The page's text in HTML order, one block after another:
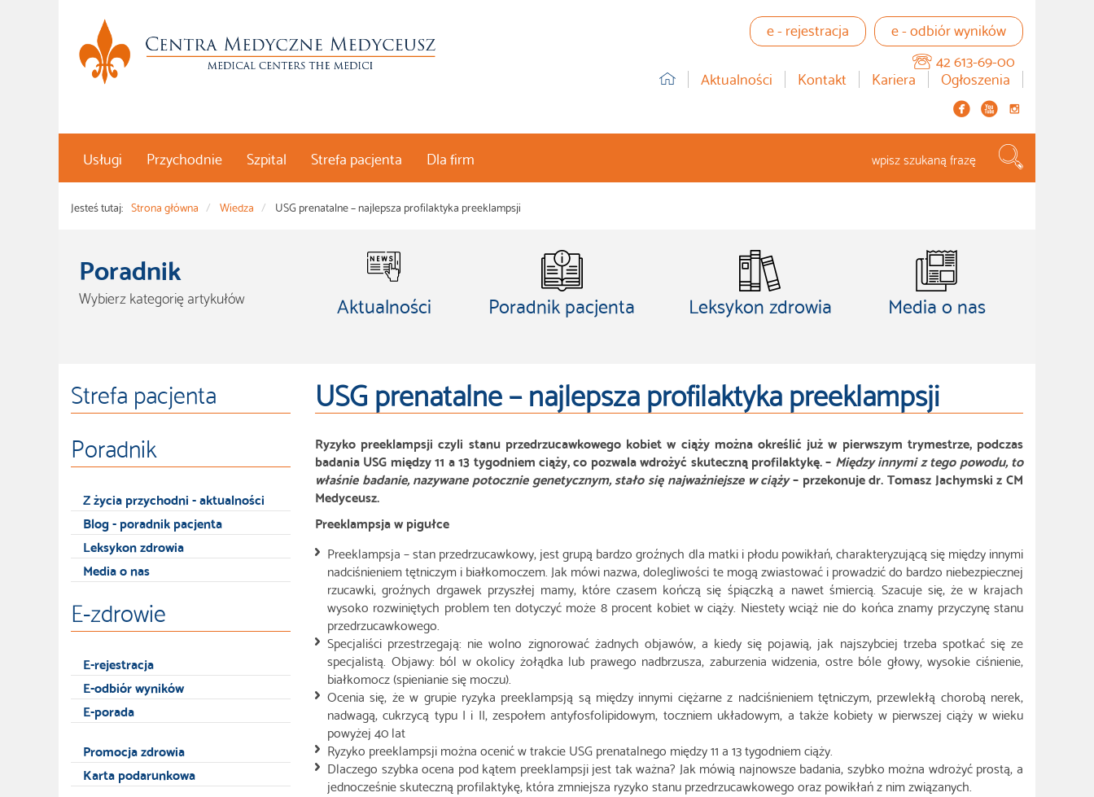
e - rejestracja
e - odbiór wyników
42 613-69-00
Aktualności Kontakt Kariera Ogłoszenia
  instagram
Usługi Przychodnie Szpital Strefa pacjenta Dla firm Szukaj...
Jesteś tutaj: Strona główna Wiedza USG prenatalne – najlepsza profilaktyka preeklampsji
Poradnik
Wybierz kategorię artykułów Aktualności Poradnik pacjenta Leksykon zdrowia Media o nas
USG prenatalne – najlepsza profilaktyka preeklampsji
Ryzyko preeklampsji czyli stanu przedrzucawkowego kobiet w ciąży można określić już w pierwszym trymestrze, podczas
badania USG między 11 a 13 tygodniem ciąży, co pozwala wdrożyć skuteczną profilaktykę. – Między innymi z tego powodu, to
właśnie badanie, nazywane potocznie genetycznym, stało się najważniejsze w ciąży– przekonuje dr. Tomasz Jachymski z CM
Medyceusz.
Preeklampsja w pigułce
Preeklampsja – stan przedrzucawkowy, jest grupą bardzo groźnych dla matki i płodu powikłań, charakteryzującą się między innymi
nadciśnieniem tętniczym i białkomoczem. Jak mówi nazwa, dolegliwości te mogą zwiastować i prowadzić do bardzo niebezpiecznej
rzucawki, groźnych drgawek przyszłej mamy, które czasem kończą się śpiączką a nawet śmiercią. Szacuje się, że w krajach
wysoko rozwiniętych problem ten dotyczyć może 8 procent kobiet w ciąży. Niestety wciąż nie do końca znamy przyczynę stanu
przedrzucawkowego.
Specjaliści przestrzegają: nie wolno zignorować żadnych objawów, a kiedy się pojawią, jak najszybciej trzeba spotkać się ze
specjalistą. Objawy: ból w okolicy żołądka lub prawego nadbrzusza, zaburzenia widzenia, ostre bóle głowy, wysokie ciśnienie,
białkomocz (spienianie się moczu).
Ocenia się, że w grupie ryzyka preeklampsją są między innymi ciężarne z nadciśnieniem tętniczym, przewlekłą chorobą nerek,
nadwagą, cukrzycą typu I i II, zespołem antyfosfolipidowym, toczniem układowym, a także kobiety w pierwszej ciąży w wieku
powyżej 40 lat
Ryzyko preeklampsji można ocenić w trakcie USG prenatalnego między 11 a 13 tygodniem ciąży.
Dlaczego szybka ocena pod kątem preeklampsji jest tak ważna? Jak mówią najnowsze badania, szybko można wdrożyć prostą, a
jednocześnie skuteczną profilaktykę, która zmniejsza ryzyko stanu przedrzucawkowego oraz powikłań z nim związanych.
Strefa pacjenta
Poradnik
Z życia przychodni - aktualności
Blog - poradnik pacjenta
Leksykon zdrowia
Media o nas
E-zdrowie
E-rejestracja
E-odbiór wyników
E-porada
Promocja zdrowia
Karta podarunkowa